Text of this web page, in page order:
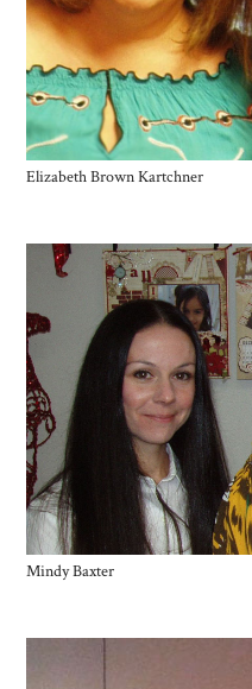
Elizabeth Brown Kartchner
Mindy Baxter